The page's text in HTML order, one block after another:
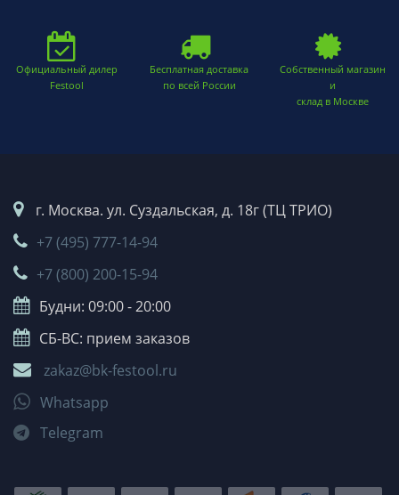
Официальный дилер
Festool
Бесплатная доставка
по всей России
Собственный магазин
и
склад в Москве
г. Москва. ул. Суздальская, д. 18г (ТЦ ТРИО)
+7 (495) 777-14-94
+7 (800) 200-15-94
Будни: 09:00 - 20:00
СБ-ВС: прием заказов
zakaz@bk-festool.ru
Whatsapp
Telegram